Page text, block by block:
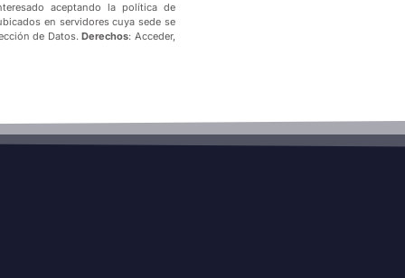
aceptando la política de
en servidores cuya sede se
de Datos.Derechos: Acceder,